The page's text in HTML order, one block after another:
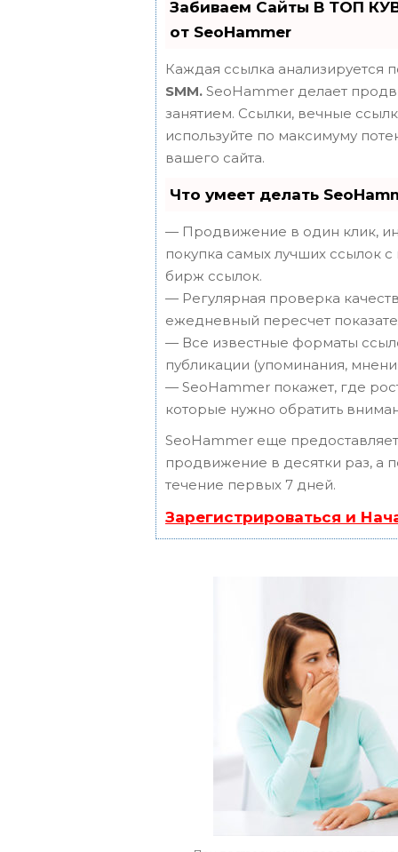
Забиваем Сайты В ТОП
от SeoHammer
Каждая ссылка анализируется
SMM. SeoHammer делает
занятием. Ссылки, вечные
используйте по максимуму
вашего сайта.
Что умеет делать
— Продвижение в один клик,
покупка самых лучших ссылок
бирж ссылок.
— Регулярная проверка
ежедневный пересчет
— Все известные форматы
публикации (упоминания,
— SeoHammer покажет, где
которые нужно обратить
SeoHammer еще
продвижение в десятки раз, а
течение первых 7 дней.
Зарегистрироваться и